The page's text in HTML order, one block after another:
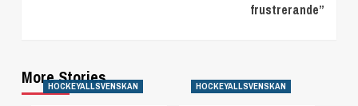
frustrerande”
More Stories
HOCKEYALLSVENSKAN HOCKEYALLSVENSKAN